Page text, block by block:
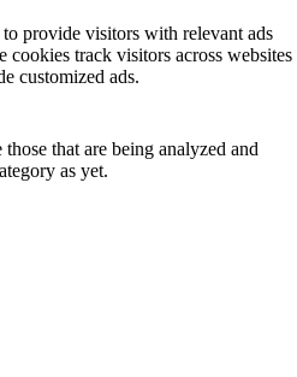
provide visitors with relevant ads
cookies track visitors across websites
customized ads.
that are being analyzed and
as yet.